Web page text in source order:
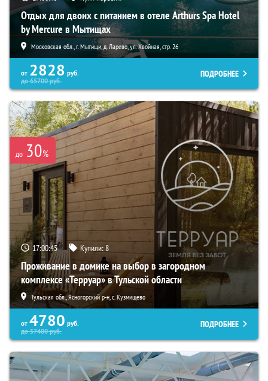
Отдых для двоих с питанием в отеле Arthurs Spa Hotel
by Mercure в Мытищах
Московская обл., г. Мытищи, д. Ларево, ул. Хвойная, стр. 26
от 2828 руб.
до65700руб.
ПОДРОБНЕЕ
до 30%
17:00:44 Купили:8
Проживание в домике на выбор в загородном
комплексе «Терруар» в Тульской области
Тульская обл., Ясногорский р-н, с. Кузмищево
от 4780 руб.
до57400руб.
ПОДРОБНЕЕ